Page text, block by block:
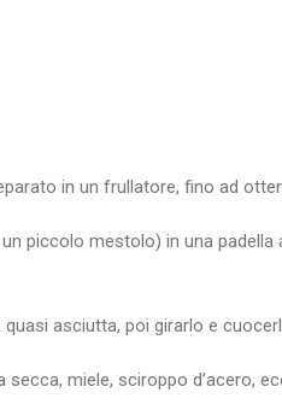
in un frullatore, fino ad
piccolo mestolo) in una
asciutta, poi girarlo e
miele, sciroppo d’acero,